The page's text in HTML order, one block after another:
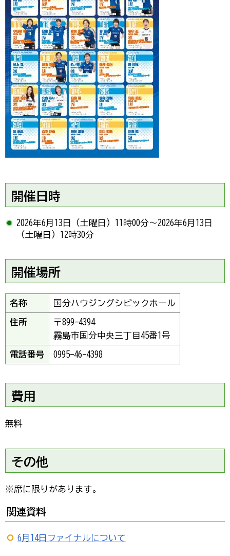
開催日時
2026年6月13日（土曜日）11時00分～2026年6月13日
（土曜日）12時30分
開催場所
名称 国分ハウジングシビックホール
住所
〒899-4394
霧島市国分中央三丁目45番1号
電話番号 0995-46-4398
費用
無料
その他
※席に限りがあります。
関連資料
6月14日ファイナルについて